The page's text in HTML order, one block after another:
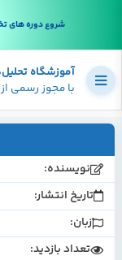
شروع دوره های
آموزشگاه
با مجوز رسمی
نویسنده:
تاریخ انتشار:
زبان:
تعداد بازدید: